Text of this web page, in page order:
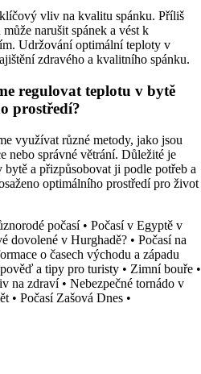
vliv na kvalitu spánku. Příliš
narušit spánek a vést k
Udržování optimální teploty v
zdravého a kvalitního spánku.
regulovat teplotu v bytě
prostředí?
využívat různé metody, jako jsou
nebo správné větrání. Důležité je
a přizpůsobovat ji podle potřeb a
optimálního prostředí pro život
počasí• Počasí v Egyptě v
dovolené v Hurghadě? • Počasí na
o časech východu a západu
a tipy pro turisty • Zimní bouře •
na zdraví• Nebezpečné tornádo v
• Počasí Zašová Dnes •